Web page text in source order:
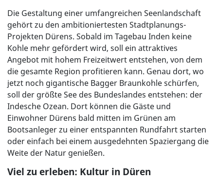
Die Gestaltung einer umfangreichen Seenlandschaft
gehört zu den ambitioniertesten Stadtplanungs-
Projekten Dürens. Sobald im Tagebau Inden keine
Kohle mehr gefördert wird, soll ein attraktives
Angebot mit hohem Freizeitwert entstehen, von dem
die gesamte Region profitieren kann. Genau dort, wo
jetzt noch gigantische Bagger Braunkohle schürfen,
soll der größte See des Bundeslandes entstehen: der
Indesche Ozean. Dort können die Gäste und
Einwohner Dürens bald mitten im Grünen am
Bootsanleger zu einer entspannten Rundfahrt starten
oder einfach bei einem ausgedehnten Spaziergang die
Weite der Natur genießen.
Viel zu erleben: Kultur in Düren